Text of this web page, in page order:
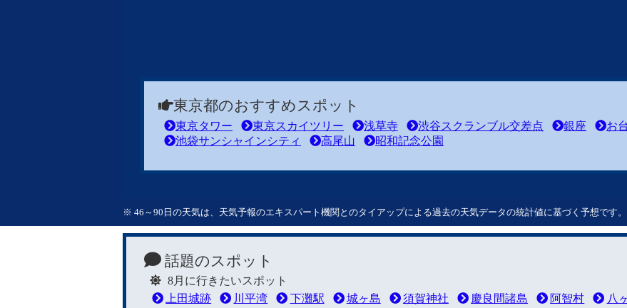
東京都のおすすめスポット
東京タワー 東京スカイツリー 浅草寺 渋谷スクランブル交差点 銀座 お
池袋サンシャインシティ
高尾山 昭和記念公園
※ 46～90日の天気は、天気予報のエキスパート機関とのタイアップによる過去の天気データの統計値に基づく予想です。
話題のスポット
8月に行きたいスポット
上田城跡
川平湾 下灘駅 城ヶ島 須賀神社 慶良間諸島 阿智村 八